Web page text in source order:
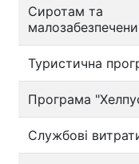
Сиротам та
Туристична
Програма
Службові